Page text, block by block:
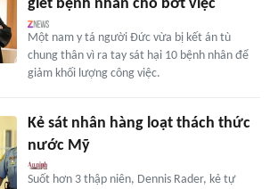
giết bệnh nhân cho bớt việc
Một nam y tá người Đức vừa bị kết án tù
chung thân vì ra tay sát hại 10 bệnh nhân để
giảm khối lượng công việc.
Kẻ sát nhân hàng loạt thách thức
nước Mỹ
Suốt hơn 3 thập niên, Dennis Rader, kẻ tự